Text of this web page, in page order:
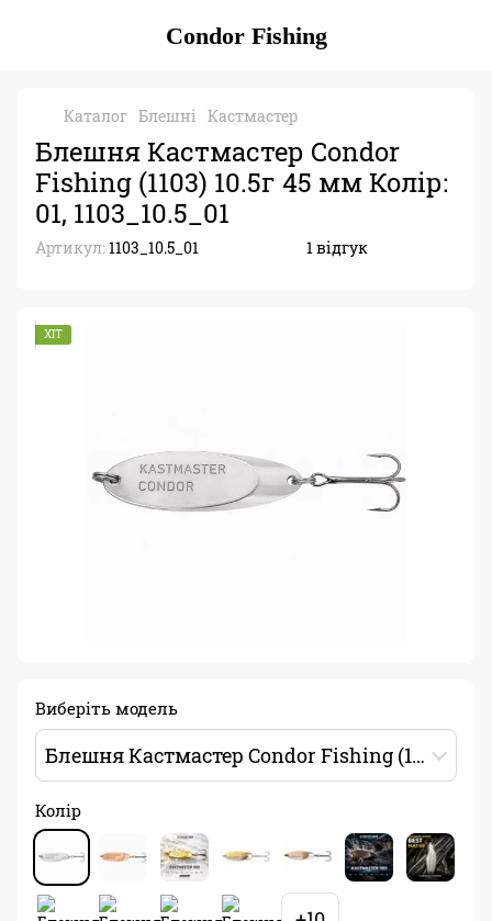
Condor Fishing
Каталог Блешні Кастмастер
Блешня Кастмастер Condor
Fishing (1103) 10.5г 45 мм Колір:
01, 1103_10.5_01
Артикул:1103_10.5_01 1 відгук
ХІТ
Виберіть модель
Блешня Кастмастер Condor Fishing (1103) 10.5г 45 мм Колір: 01
Колір